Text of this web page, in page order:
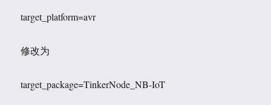
target_platform=avr
修改为
target_package=TinkerNode_NB-IoT